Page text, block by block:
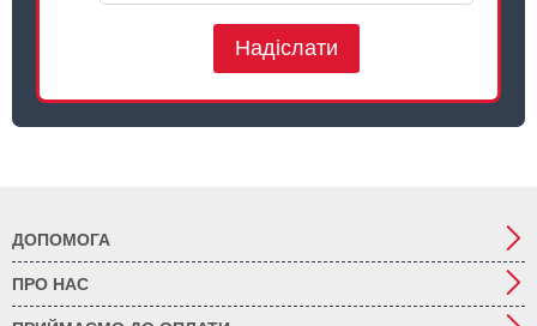
Надіслати
ДОПОМОГА
ПРО НАС